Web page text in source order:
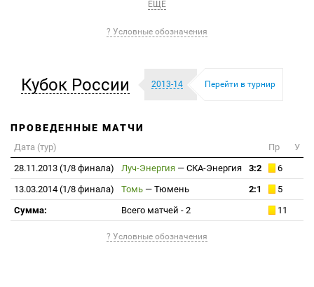
ЕЩЕ
? Условные обозначения
Кубок России 2013-14 Перейти в турнир
ПРОВЕДЕННЫЕ МАТЧИ
Дата (тур) Пр
У
28.11.2013 (1/8 финала)
Луч-Энергия — СКА-Энергия 3:2
6
13.03.2014 (1/8 финала)
Томь — Тюмень 2:1
5
Сумма:
Всего матчей - 2 11
? Условные обозначения